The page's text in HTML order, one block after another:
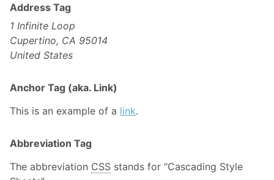
Address Tag
1 Infinite Loop
Cupertino, CA 95014
United States
Anchor Tag (aka. Link)
This is an example of a link.
Abbreviation Tag
The abbreviation CSS stands for “Cascading Style